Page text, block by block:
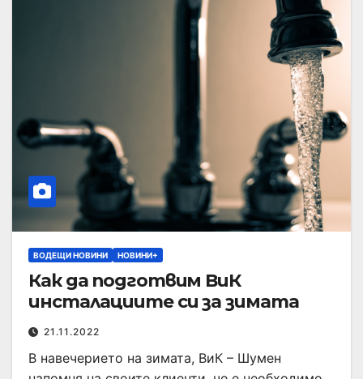
ВОДЕЩИ НОВИНИ НОВИНИ+
Как да подготвим ВиК
инсталациите си за зимата
21.11.2022
В навечерието на зимата, ВиК – Шумен